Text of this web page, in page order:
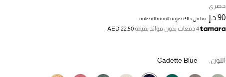
حصري
90 د.إ بما في ذلك ضريبة القيمة المضافة
4 دفعات بدون فوائد بقيمة AED 22.50
اللون: Cadette Blue